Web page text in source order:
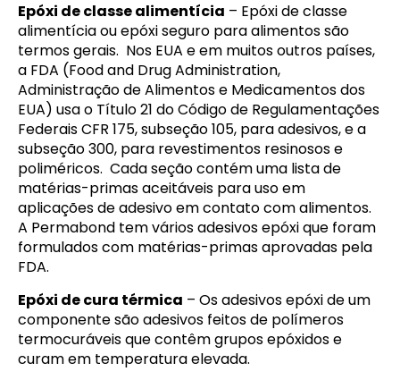
Epóxi de classe alimentícia – Epóxi de classe
alimentícia ou epóxi seguro para alimentos são
termos gerais. Nos EUA e em muitos outros países,
a FDA (Food and Drug Administration,
Administração de Alimentos e Medicamentos dos
EUA) usa o Título 21 do Código de Regulamentações
Federais CFR 175, subseção 105, para adesivos, e a
subseção 300, para revestimentos resinosos e
poliméricos. Cada seção contém uma lista de
matérias-primas aceitáveis para uso em
aplicações de adesivo em contato com alimentos.
A Permabond tem vários adesivos epóxi que foram
formulados com matérias-primas aprovadas pela
FDA.
Epóxi de cura térmica – Os adesivos epóxi de um
componente são adesivos feitos de polímeros
termocuráveis que contêm grupos epóxidos e
curam em temperatura elevada.